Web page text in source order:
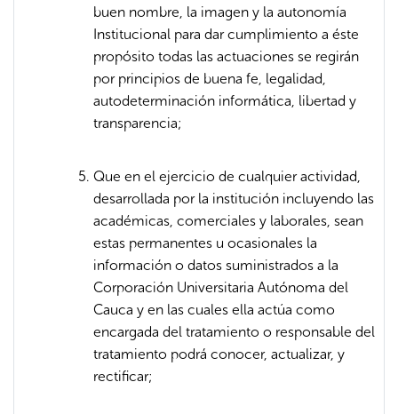
buen nombre, la imagen y la autonomía
Institucional para dar cumplimiento a éste
propósito todas las actuaciones se regirán
por principios de buena fe, legalidad,
autodeterminación informática, libertad y
transparencia;
Que en el ejercicio de cualquier actividad,
desarrollada por la institución incluyendo las
académicas, comerciales y laborales, sean
estas permanentes u ocasionales la
información o datos suministrados a la
Corporación Universitaria Autónoma del
Cauca y en las cuales ella actúa como
encargada del tratamiento o responsable del
tratamiento podrá conocer, actualizar, y
rectificar;